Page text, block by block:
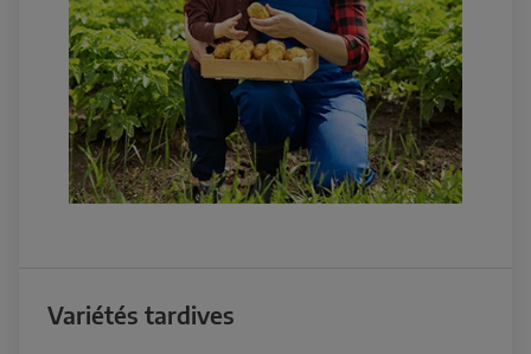
Variétés tardives